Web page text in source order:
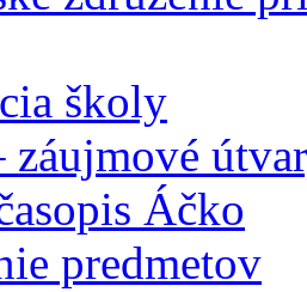
školy
Áčko
predmetov